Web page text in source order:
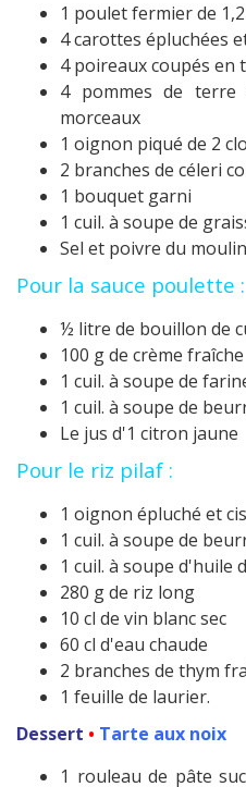
1 poulet fermier de
4 carottes épluchées
4 poireaux coupés en
4 pommes de terre
morceaux
1 oignon piqué de 2
2 branches de céleri
1 bouquet garni
1 cuil. à soupe de
Sel et poivre du moulin
Pour la sauce poulette :
½ litre de bouillon de
100 g de crème fraîche
1 cuil. à soupe de
1 cuil. à soupe de
Le jus d'1 citron jaune
Pour le riz pilaf :
1 oignon épluché et
1 cuil. à soupe de
1 cuil. à soupe d'huile
280 g de riz long
10 cl de vin blanc sec
60 cl d'eau chaude
2 branches de thym
1 feuille de laurier.
Dessert • Tarte aux noix
1 rouleau de pâte